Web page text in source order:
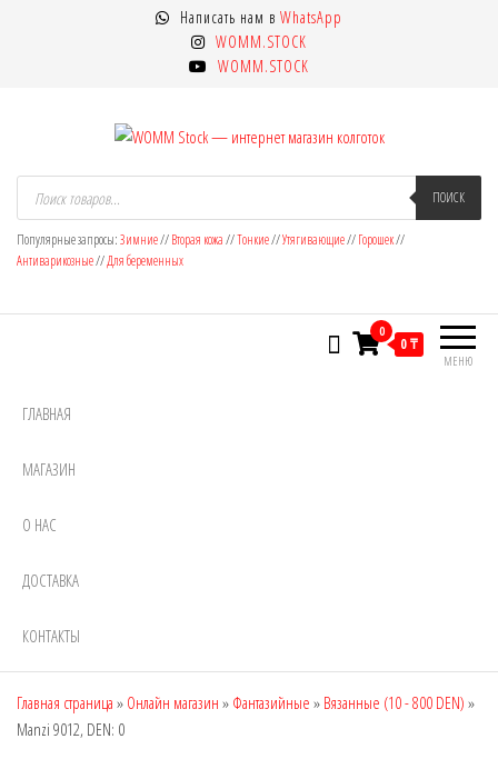
Написать нам в WhatsApp
WOMM.STOCK
WOMM.STOCK
WOMM Stock — интернет магазин
колготок
Колготки MANZI, Naja Street тонкие,
фантазийные, чулки, лосины
Поиск
товаров ПОИСК
Популярные запросы:Зимние//Вторая кожа//Тонкие//Утягивающие//Горошек//
Антиварикозные//Для беременных
МЕНЮ
0
0 ₸
ГЛАВНАЯ
МАГАЗИН
О НАС
ДОСТАВКА
КОНТАКТЫ
Главная страница » Онлайн магазин » Фантазийные » Вязанные (10 - 800 DEN) »
Manzi 9012, DEN: 0